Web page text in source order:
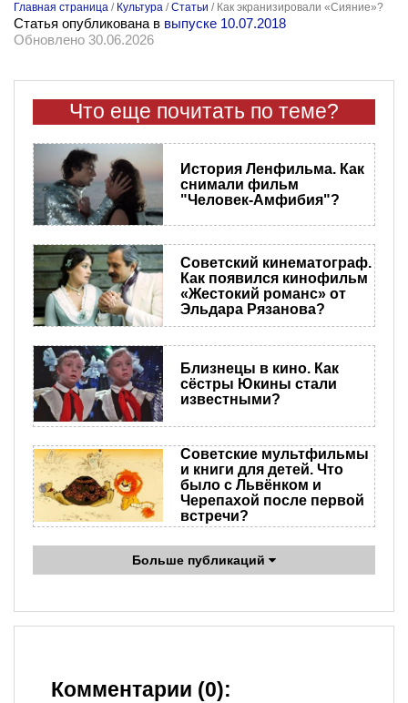
Главная страница / Культура /Статьи / Как экранизировали «Сияние»?
Статья опубликована в выпуске 10.07.2018
Обновлено 30.06.2026
Что еще почитать по теме?
История Ленфильма. Как
снимали фильм
"Человек-Амфибия"?
Советский кинематограф.
Как появился кинофильм
«Жестокий романс» от
Эльдара Рязанова?
Близнецы в кино. Как
сёстры Юкины стали
известными?
Советские мультфильмы
и книги для детей. Что
было с Львёнком и
Черепахой после первой
встречи?
Больше публикаций
Комментарии (0):